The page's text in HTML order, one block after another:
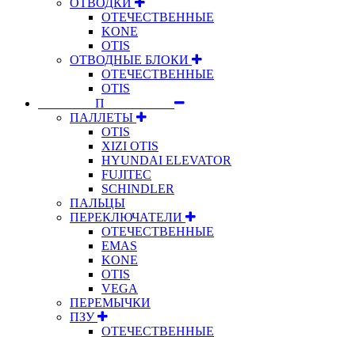
ОТЕЧЕСТВЕННЫЕ
KONE
OTIS
ОТВОДНЫЕ БЛОКИ
ОТЕЧЕСТВЕННЫЕ
OTIS
⠀⠀⠀⠀⠀⠀П⠀⠀⠀⠀⠀⠀⠀
ПАЛЛЕТЫ
OTIS
XIZI OTIS
HYUNDAI ELEVATOR
FUJITEC
SCHINDLER
ПАЛЬЦЫ
ПЕРЕКЛЮЧАТЕЛИ
ОТЕЧЕСТВЕННЫЕ
EMAS
KONE
OTIS
VEGA
ПЕРЕМЫЧКИ
ПЗУ
ОТЕЧЕСТВЕННЫЕ